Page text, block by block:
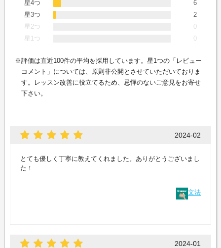
星4つ
6
星3つ
2
星2つ
0
星1つ
0
評価は直近100件の平均を採用しています。星1つの「レビュー
コメント」については、原則非公開とさせていただいておりま
す。レッスン改善に役立てるため、忌憚のないご意見をお寄せ
下さい。
2024-02
とても優しく丁寧に教えてくれました。ありがとうございまし
た！
文法
2024-01